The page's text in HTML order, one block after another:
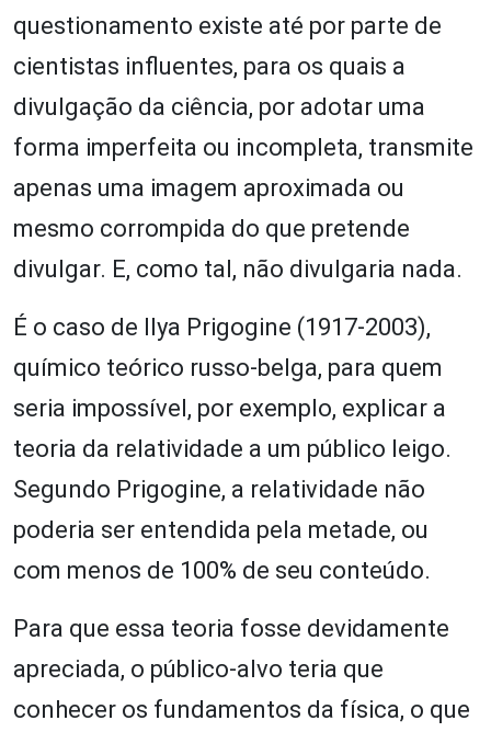
questionamento existe até por parte de
cientistas influentes, para os quais a
divulgação da ciência, por adotar uma
forma imperfeita ou incompleta, transmite
apenas uma imagem aproximada ou
mesmo corrompida do que pretende
divulgar. E, como tal, não divulgaria nada.
É o caso de Ilya Prigogine (1917-2003),
químico teórico russo-belga, para quem
seria impossível, por exemplo, explicar a
teoria da relatividade a um público leigo.
Segundo Prigogine, a relatividade não
poderia ser entendida pela metade, ou
com menos de 100% de seu conteúdo.
Para que essa teoria fosse devidamente
apreciada, o público-alvo teria que
conhecer os fundamentos da física, o que